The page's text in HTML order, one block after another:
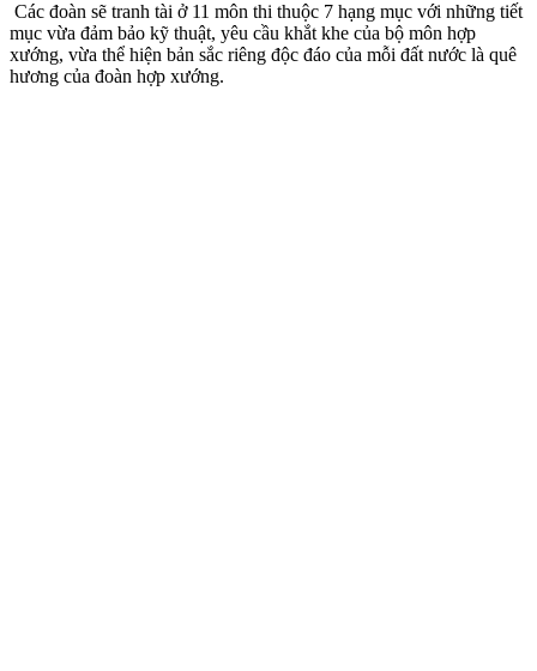
Các đoàn sẽ tranh tài ở 11 môn thi thuộc 7 hạng mục với những tiết
mục vừa đảm bảo kỹ thuật, yêu cầu khắt khe của bộ môn hợp
xướng, vừa thể hiện bản sắc riêng độc đáo của mỗi đất nước là quê
hương của đoàn hợp xướng.